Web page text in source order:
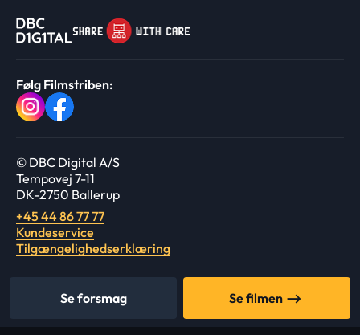
Se forsmag Se filmen
Følg Filmstriben:
© DBC Digital A/S
Tempovej 7-11
DK-2750 Ballerup
+45 44 86 77 77
Kundeservice
Tilgængelighedserklæring